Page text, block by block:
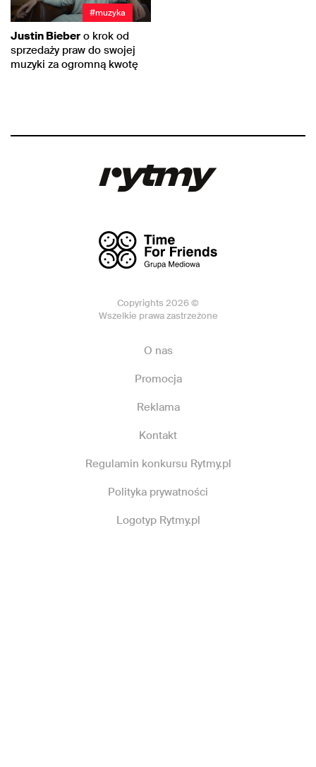
#muzyka
Justin Bieber o krok od
sprzedaży praw do swojej
muzyki za ogromną kwotę
Copyrights 2026 ©
Wszelkie prawa zastrzeżone
O nas
Promocja
Reklama
Kontakt
Regulamin konkursu Rytmy.pl
Polityka prywatności
Logotyp Rytmy.pl